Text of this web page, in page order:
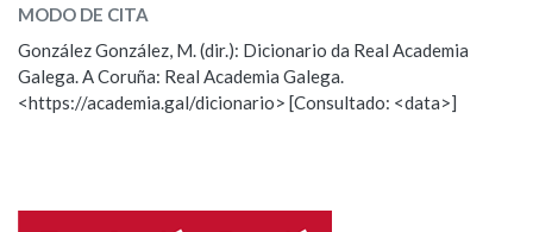
LIMPAR
ESCOLLE UNHA OPCIÓN:
Observación Hai un erro na palabra
Propoño mellorar a definición
MODO DE CITA
González González, M. (dir.): Dicionario da Real Academia
Galega. A Coruña: Real Academia Galega.
<https://academia.gal/dicionario> [Consultado: <data>]